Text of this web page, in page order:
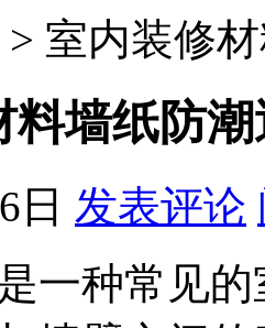
> 室内装修
料墙纸防
日 发表评论
一种常见